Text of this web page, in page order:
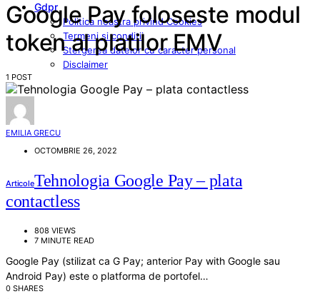
Gdpr
Politica noastra privind Cookies
Termeni si conditii
Stergerea datelor cu caracter personal
Disclaimer
Google Pay foloseste modul
token al platilor EMV
1 POST
EMILIA GRECU
OCTOMBRIE 26, 2022
ArticoleTehnologia Google Pay – plata
contactless
808 VIEWS
7 MINUTE READ
Google Pay (stilizat ca G Pay; anterior Pay with Google sau
Android Pay) este o platforma de portofel…
0 SHARES